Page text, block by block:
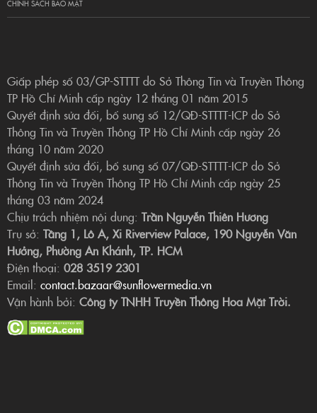
CHÍNH SÁCH BẢO MẬT
Giấp phép số 03/GP-STTTT do Sở Thông Tin và Truyền Thông
TP Hồ Chí Minh cấp ngày 12 tháng 01 năm 2015
Quyết định sửa đổi, bổ sung số 12/QĐ-STTTT-ICP do Sở
Thông Tin và Truyền Thông TP Hồ Chí Minh cấp ngày 26
tháng 10 năm 2020
Quyết định sửa đổi, bổ sung số 07/QĐ-STTTT-ICP do Sở
Thông Tin và Truyền Thông TP Hồ Chí Minh cấp ngày 25
tháng 03 năm 2024
Chịu trách nhiệm nội dung: Trần Nguyễn Thiên Hương
Trụ sở: Tầng 1, Lô A, Xi Riverview Palace, 190 Nguyễn Văn
Hưởng, Phường An Khánh, TP. HCM
Điện thoại: 028 3519 2301
Email: contact.bazaar@sunflowermedia.vn
Vận hành bởi: Công ty TNHH Truyền Thông Hoa Mặt Trời.